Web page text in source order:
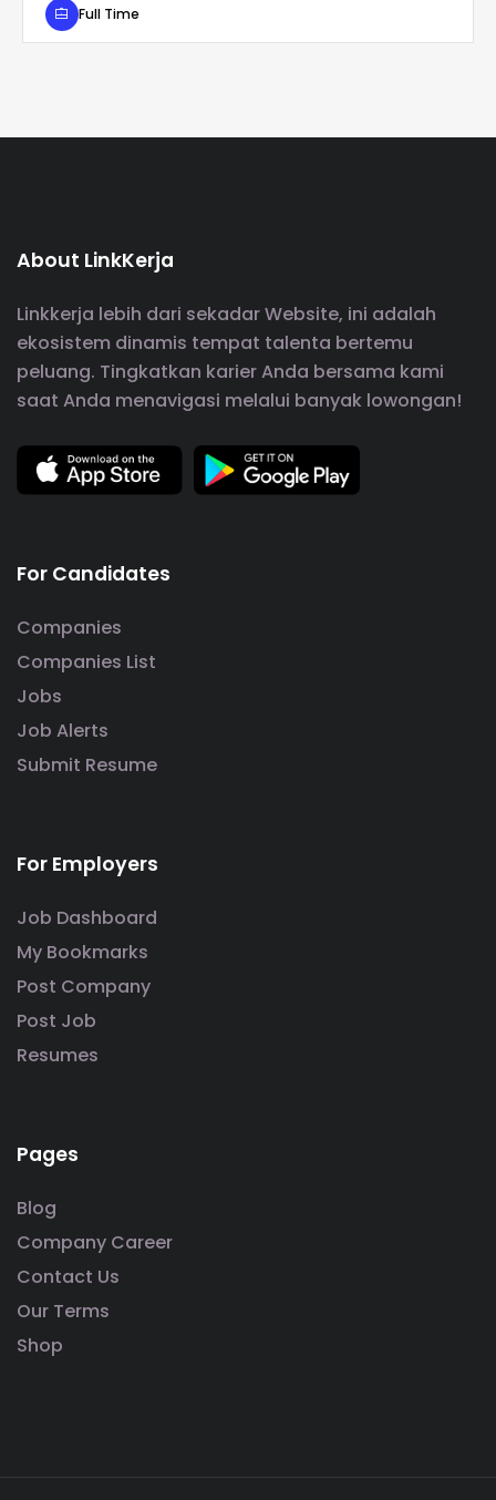
Full Time
About LinkKerja
Linkkerja lebih dari sekadar Website, ini adalah
ekosistem dinamis tempat talenta bertemu
peluang. Tingkatkan karier Anda bersama kami
saat Anda menavigasi melalui banyak lowongan!
For Candidates
Companies
Companies List
Jobs
Job Alerts
Submit Resume
For Employers
Job Dashboard
My Bookmarks
Post Company
Post Job
Resumes
Pages
Blog
Company Career
Contact Us
Our Terms
Shop